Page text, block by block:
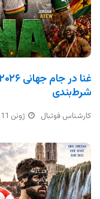
شرط‌بندی
کارشناس فوتبال ژوئن 11, 2026